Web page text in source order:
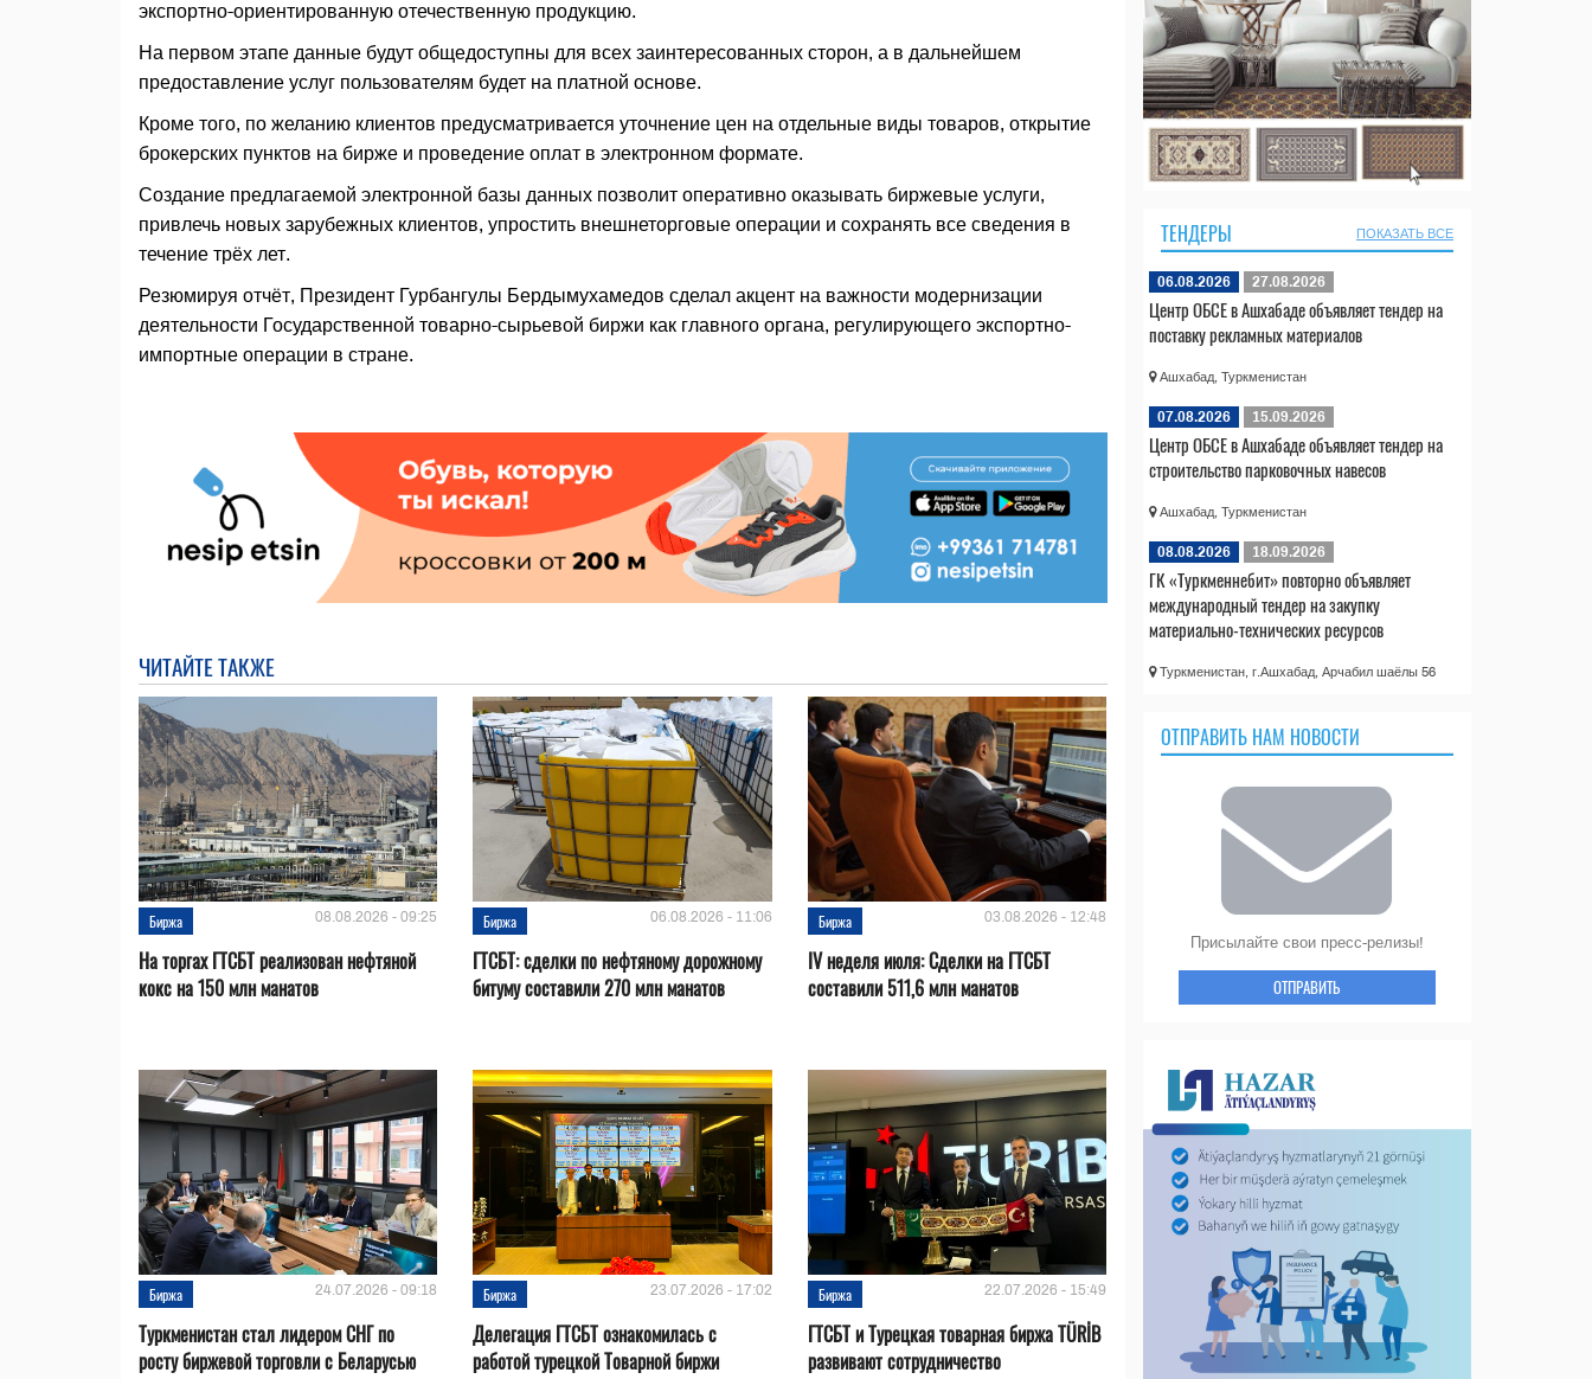
экспортно-ориентированную отечественную продукцию.
На первом этапе данные будут общедоступны для всех заинтересованных сторон, а в дальнейшем
предоставление услуг пользователям будет на платной основе.
Кроме того, по желанию клиентов предусматривается уточнение цен на отдельные виды товаров, открытие
брокерских пунктов на бирже и проведение оплат в электронном формате.
Создание предлагаемой электронной базы данных позволит оперативно оказывать биржевые услуги,
привлечь новых зарубежных клиентов, упростить внешнеторговые операции и сохранять все сведения в
течение трёх лет.
Резюмируя отчёт, Президент Гурбангулы Бердымухамедов сделал акцент на важности модернизации
деятельности Государственной товарно-сырьевой биржи как главного органа, регулирующего экспортно-
импортные операции в стране.
ЧИТАЙТЕ ТАКЖЕ
Биржа 08.08.2026 - 09:25
На торгах ГТСБТ реализован нефтяной
кокс на 150 млн манатов
Биржа 06.08.2026 - 11:06
ГТСБТ: сделки по нефтяному дорожному
битуму составили 270 млн манатов
Биржа 03.08.2026 - 12:48
IV неделя июля: Сделки на ГТСБТ
составили 511,6 млн манатов
Биржа 24.07.2026 - 09:18
Туркменистан стал лидером СНГ по
росту биржевой торговли с Беларусью
Биржа 23.07.2026 - 17:02
Делегация ГТСБТ ознакомилась с
работой турецкой Товарной биржи
Биржа 22.07.2026 - 15:49
ГТСБТ и Турецкая товарная биржа TÜRİB
развивают сотрудничество
ТЕНДЕРЫ ПОКАЗАТЬ ВСЕ
06.08.2026 27.08.2026
Центр ОБСЕ в Ашхабаде объявляет тендер на
поставку рекламных материалов
Ашхабад, Туркменистан
07.08.2026 15.09.2026
Центр ОБСЕ в Ашхабаде объявляет тендер на
строительство парковочных навесов
Ашхабад, Туркменистан
08.08.2026 18.09.2026
ГК «Туркменнебит» повторно объявляет
международный тендер на закупку
материально-технических ресурсов
Туркменистан, г.Ашхабад, Арчабил шаёлы 56
ОТПРАВИТЬ НАМ НОВОСТИ
Присылайте свои пресс-релизы!
ОТПРАВИТЬ